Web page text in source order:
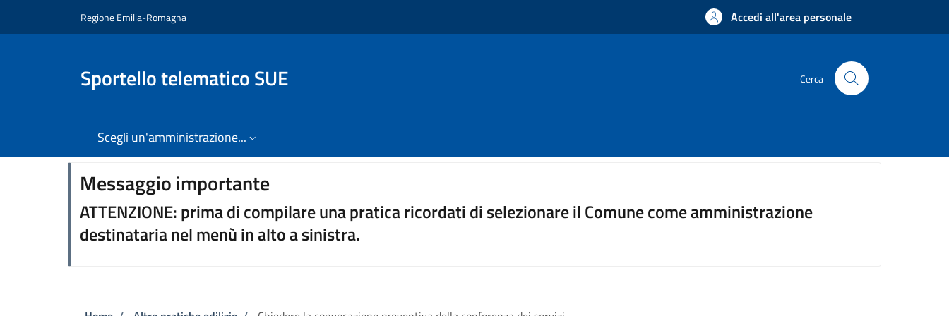
Regione Emilia-Romagna Accedi all'area personale
Sportello telematico SUE Cerca
Scegli un'amministrazione...
Messaggio importante
ATTENZIONE: prima di compilare una pratica ricordati di selezionare il Comune come amministrazione
destinataria nel menù in alto a sinistra.